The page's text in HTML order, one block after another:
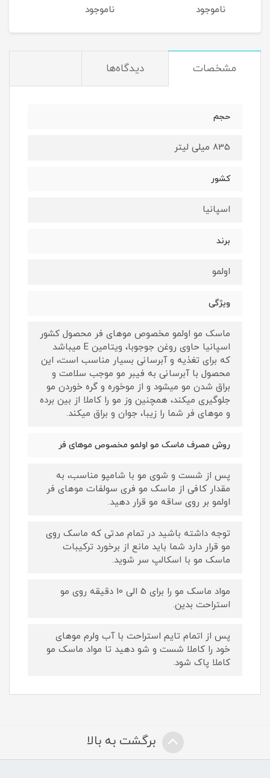
ناموجود
Good Morning Gel
ناموجود
مشخصات دیدگاه‌ها
حجم
835 میلی لیتر
کشور
اسپانیا
برند
اولمو
ویژگی
ماسک مو اولمو مخصوص موهای فر محصول کشور
اسپانیا حاوی روغن جوجوبا، ویتامین E میباشد
که برای تغذیه و آبرسانی بسیار مناسب است، این
محصول با آبرسانی به فیبر مو موجب سلامت و
براق شدن مو میشود و از موخوره و گره خوردن مو
جلوگیری میکند، همچنین وز مو را کاملا از بین برده
و موهای فر شما را زیبا، جوان و براق میکند.
روش مصرف ماسک مو اولمو مخصوص موهای فر
پس از شست و شوی مو با شامپو مناسب، به
مقدار کافی از ماسک مو فری سولفات موهای فر
اولمو بر روی ساقه مو قرار دهید.
توجه داشته باشید در تمام مدتی که ماسک روی
مو قرار دارد شما باید مانع از برخورد ترکیبات
ماسک مو با اسکالپ سر شوید.
مواد ماسک مو را برای 5 الی 10 دقیقه روی مو
استراحت بدین.
پس از اتمام تایم استراحت با آب ولرم موهای
خود را کاملا شست و شو دهید تا مواد ماسک مو
کاملا پاک شود.
برگشت به بالا